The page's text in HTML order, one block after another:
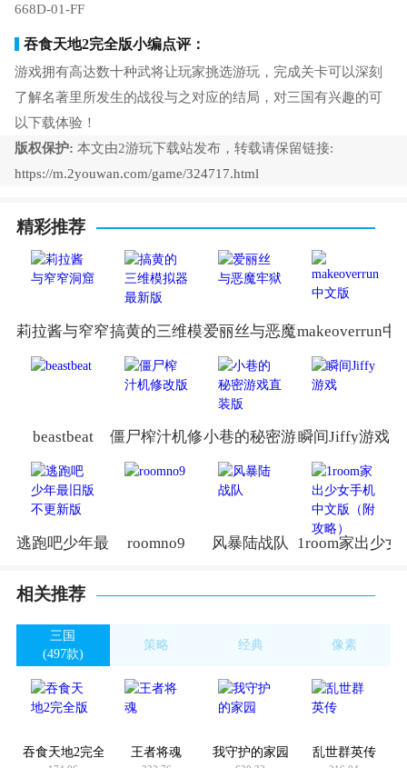
668D-01-FF
吞食天地2完全版小编点评：
游戏拥有高达数十种武将让玩家挑选游玩，完成关卡可以深刻
了解名著里所发生的战役与之对应的结局，对三国有兴趣的可
以下载体验！
版权保护: 本文由2游玩下载站发布，转载请保留链接:
https://m.2youwan.com/game/324717.html
精彩推荐
莉拉酱与窄窄洞窟搞黄的三维模拟器最新版
爱丽丝与恶魔牢狱makeoverrun中
beastbeat 僵尸榨汁机修改版小巷的秘密游戏直装版
瞬间Jiffy游戏
逃跑吧少年最旧版不更新版
roomno9 风暴陆战队 1room家出少
相关推荐
三国
(497款)
策略
经典
像素
吞食天地2完全版 王者将魂 我守护的家园 乱世群英传